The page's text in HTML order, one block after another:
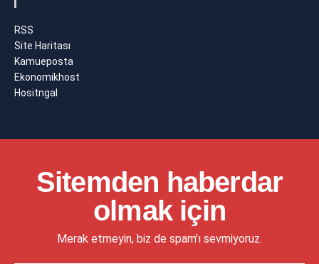
RSS
Site Haritası
Kamueposta
Ekonomikhost
Hositngal
Sitemden haberdar
olmak için
Merak etmeyin, biz de spam'ı sevmiyoruz.